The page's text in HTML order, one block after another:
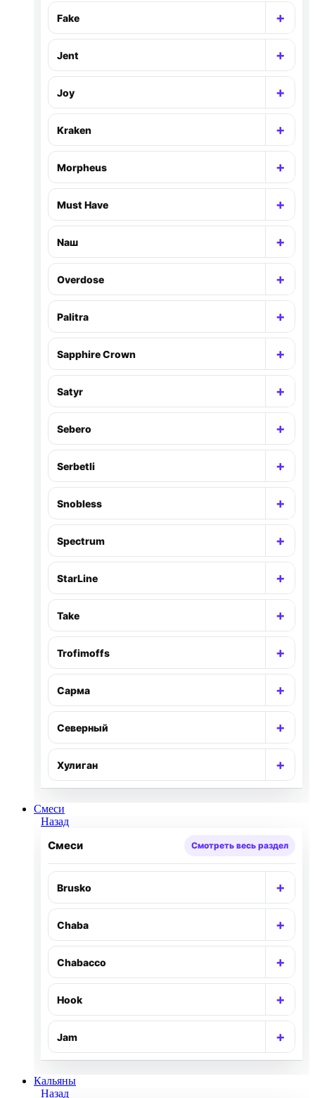
Fake +
Jent +
Joy +
Kraken +
Morpheus +
Must Have +
Nаш +
Overdose +
Palitra +
Sapphire Crown +
Satyr +
Sebero +
Serbetli +
Snobless +
Spectrum +
StarLine +
Take +
Trofimoffs +
Сарма +
Северный +
Хулиган +
Смеси
Назад
Смеси Смотреть весь раздел
Brusko +
Chaba +
Chabacco +
Hook +
Jam +
Кальяны
Назад